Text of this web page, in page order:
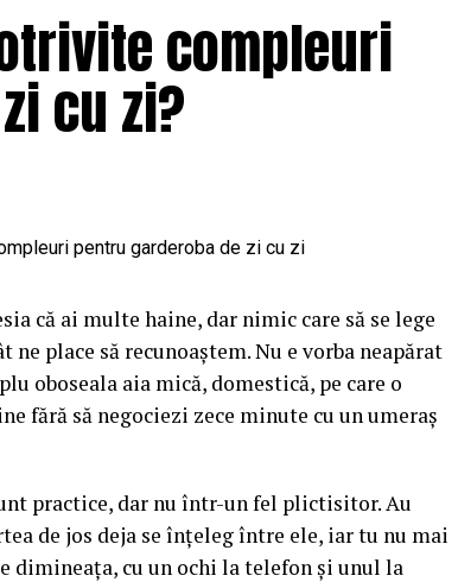
care nu seamănă cu albastrul florilor
cu accente de roz în interiorul urechilor. Asta
în ecuație înainte să așezi o singură floare
la un aranjament care se bate cap în cap, în
care nu vorbesc între ele.
personalitate. Când porți ceva turcoaz, nu te
reci care îl liniștesc și îl extind. Sezonul
Florile naturale și cele lucrate manual, din
la aceeași culoare, în funcție de lumina
devine spălăcit într-o zi cenușie de
compleuri
cu zi?
că ai multe haine, dar nimic care să se lege
place să recunoaștem. Nu e vorba neapărat
oboseala aia mică, domestică, pe care o
fără să negociezi zece minute cu un umeraș
practice, dar nu într-un fel plictisitor. Au
de jos deja se înțeleg între ele, iar tu nu mai
dimineața, cu un ochi la telefon și unul la